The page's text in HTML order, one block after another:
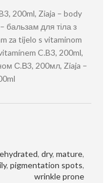
200ml, Ziaja – body
бальзам для тіла з
za tijelo s vitaminom
C.B3, 200ml,
С.В3, 200мл, Ziaja –
, dry, mature,
, pigmentation spots,
wrinkle prone